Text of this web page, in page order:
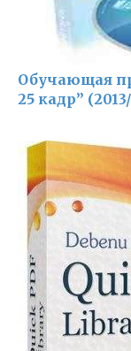
Обучающая
25 кадр”